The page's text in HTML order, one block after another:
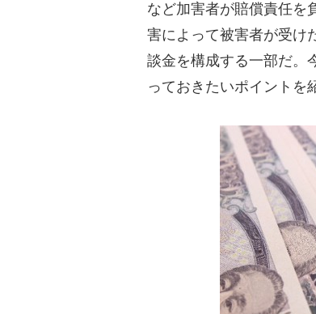
など加害者が賠償責任を
害によって被害者が受け
談金を構成する一部だ。
っておきたいポイントを